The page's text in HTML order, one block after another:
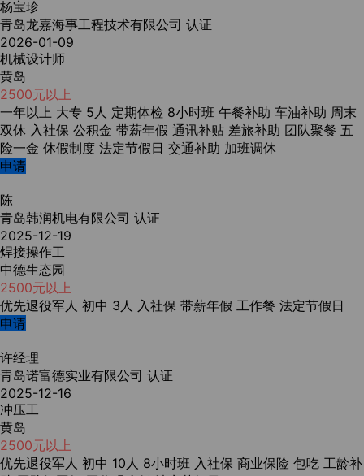
杨宝珍
青岛龙嘉海事工程技术有限公司 认证
2026-01-09
机械设计师
黄岛
2500元以上
一年以上 大专 5人 定期体检 8小时班 午餐补助 车油补助 周末
双休 入社保 公积金 带薪年假 通讯补贴 差旅补助 团队聚餐 五
险一金 休假制度 法定节假日 交通补助 加班调休
申请
陈
青岛韩润机电有限公司 认证
2025-12-19
焊接操作工
中德生态园
2500元以上
优先退役军人 初中 3人 入社保 带薪年假 工作餐 法定节假日
申请
许经理
青岛诺富德实业有限公司 认证
2025-12-16
冲压工
黄岛
2500元以上
优先退役军人 初中 10人 8小时班 入社保 商业保险 包吃 工龄补